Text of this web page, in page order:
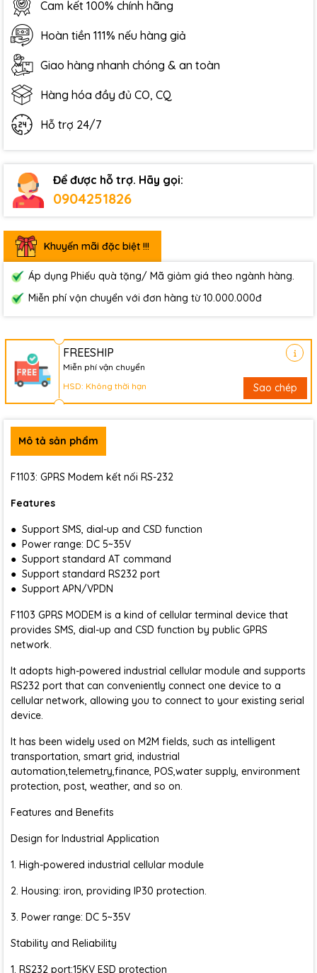
Cam kết 100% chính hãng
Hoàn tiền 111% nếu hàng giả
Giao hàng nhanh chóng & an toàn
Hàng hóa đầy đủ CO, CQ
Hỗ trợ 24/7
Để được hỗ trợ. Hãy gọi:
0904251826
Khuyến mãi đặc biệt !!!
Áp dụng Phiếu quà tặng/ Mã giảm giá theo ngành hàng.
Miễn phí vận chuyển với đơn hàng từ 10.000.000đ
FREESHIP
Miễn phí vận chuyển
HSD: Không thời hạn
Sao chép
Mô tả sản phẩm
F1103: GPRS Modem kết nối RS-232
Features
● Support SMS, dial-up and CSD function
● Power range: DC 5~35V
● Support standard AT command
● Support standard RS232 port
● Support APN/VPDN
F1103 GPRS MODEM is a kind of cellular terminal device that
provides SMS, dial-up and CSD function by public GPRS
network.
It adopts high-powered industrial cellular module and supports
RS232 port that can conveniently connect one device to a
cellular network, allowing you to connect to your existing serial
device.
It has been widely used on M2M fields, such as intelligent
transportation, smart grid, industrial
automation,telemetry,finance, POS,water supply, environment
protection, post, weather, and so on.
Features and Benefits
Design for Industrial Application
1. High-powered industrial cellular module
2. Housing: iron, providing IP30 protection.
3. Power range: DC 5~35V
Stability and Reliability
1. RS232 port:15KV ESD protection